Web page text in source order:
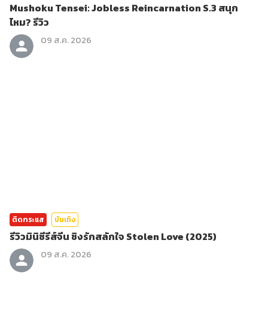
Mushoku Tensei: Jobless Reincarnation S.3 สนุก
ไหม? รีวิว
09 ส.ค. 2026
ติดกระแส บันเทิง
รีวิวมินิซีรีส์จีน ชิงรักสลักใจ Stolen Love (2025)
09 ส.ค. 2026